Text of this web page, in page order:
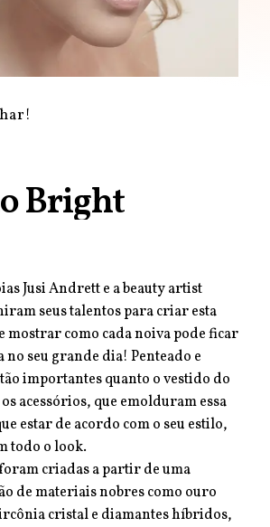
Bright
Jusi Andrett e a beauty artist
seus talentos para criar esta
mostrar como cada noiva pode ficar
seu grande dia! Penteado e
importantes quanto o vestido do
acessórios, que emolduram essa
estar de acordo com o seu estilo,
todo o look.
criadas a partir de uma
de materiais nobres como ouro
cristal e diamantes híbridos,